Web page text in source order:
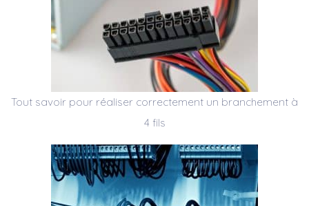
Tout savoir pour réaliser correctement un branchement à
4 fils